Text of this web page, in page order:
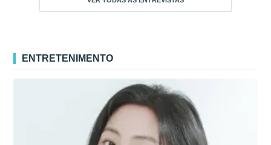
ENTRETENIMENTO